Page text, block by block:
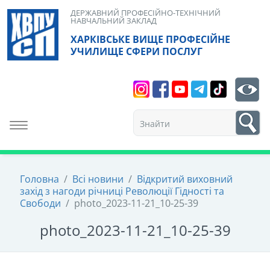
Skip
content
ХАРКІВСЬКЕ ВИЩЕ ПРОФЕСІЙНЕ
УЧИЛИЩЕ СФЕРИ ПОСЛУГ
ДЕРЖАВНИЙ ПРОФЕСІЙНО-ТЕХНІЧНИЙ
НАВЧАЛЬНИЙ ЗАКЛАД
Toggle navigation
1
Головна / Всі новини / Відкритий виховний
захід з нагоди річниці Революції Гідності та
Свободи / photo_2023-11-21_10-25-39
photo_2023-11-21_10-25-39